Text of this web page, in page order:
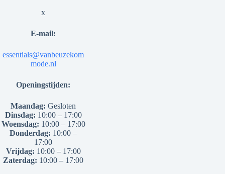
x
E-mail:
essentials@vanbeuzekom
mode.nl
Openingstijden:
Maandag: Gesloten
Dinsdag: 10:00 – 17:00
Woensdag: 10:00 – 17:00
Donderdag: 10:00 –
17:00
Vrijdag: 10:00 – 17:00
Zaterdag: 10:00 – 17:00